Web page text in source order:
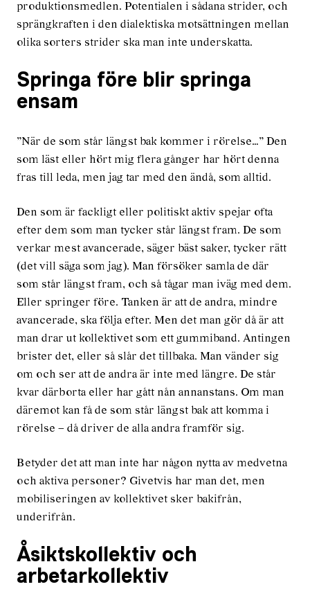
produktionsmedlen. Potentialen i sådana strider, och
sprängkraften i den dialektiska motsättningen mellan
olika sorters strider ska man inte underskatta.
Springa före blir springa
ensam
”När de som står längst bak kommer i rörelse…” Den
som läst eller hört mig flera gånger har hört denna
fras till leda, men jag tar med den ändå, som alltid.
Den som är fackligt eller politiskt aktiv spejar ofta
efter dem som man tycker står längst fram. De som
verkar mest avancerade, säger bäst saker, tycker rätt
(det vill säga som jag). Man försöker samla de där
som står längst fram, och så tågar man iväg med dem.
Eller springer före. Tanken är att de andra, mindre
avancerade, ska följa efter. Men det man gör då är att
man drar ut kollektivet som ett gummiband. Antingen
brister det, eller så slår det tillbaka. Man vänder sig
om och ser att de andra är inte med längre. De står
kvar därborta eller har gått nån annanstans. Om man
däremot kan få de som står längst bak att komma i
rörelse – då driver de alla andra framför sig.
Betyder det att man inte har någon nytta av medvetna
och aktiva personer? Givetvis har man det, men
mobiliseringen av kollektivet sker bakifrån,
underifrån.
Åsiktskollektiv och
arbetarkollektiv